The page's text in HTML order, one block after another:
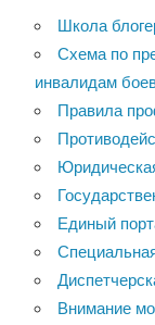
Школа
Схема по
инвалидам
Правила
Единый
Внимание